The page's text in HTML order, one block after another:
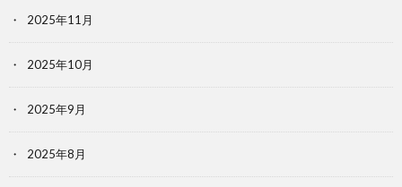
2025年11月
2025年10月
2025年9月
2025年8月